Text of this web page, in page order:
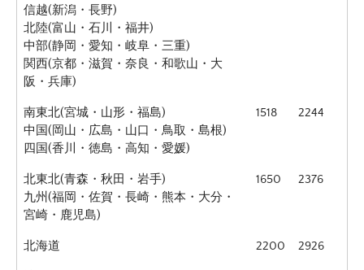
信越(新潟・長野)
北陸(富山・石川・福井)
中部(静岡・愛知・岐阜・三重)
関西(京都・滋賀・奈良・和歌山・大
阪・兵庫)
南東北(宮城・山形・福島)
中国(岡山・広島・山口・鳥取・島根)
四国(香川・徳島・高知・愛媛)
1518 2244
北東北(青森・秋田・岩手)
九州(福岡・佐賀・長崎・熊本・大分・
宮崎・鹿児島)
1650 2376
北海道 2200 2926